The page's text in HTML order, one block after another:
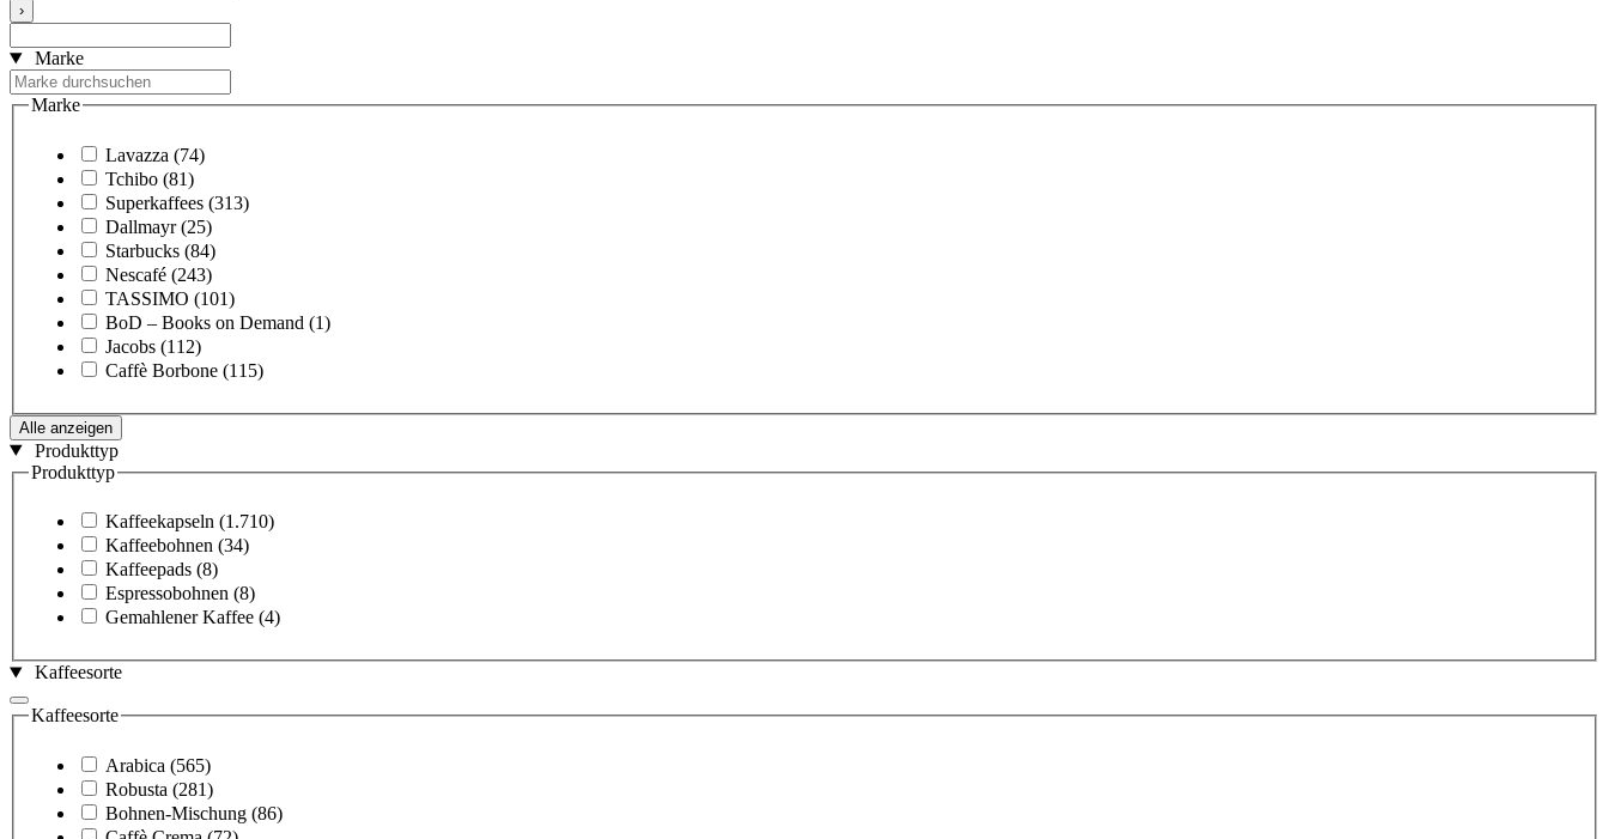
›
Marke
Marke
Lavazza (74)
Tchibo (81)
Superkaffees (313)
Dallmayr (25)
Starbucks (84)
Nescafé (243)
TASSIMO (101)
BoD – Books on Demand (1)
Jacobs (112)
Caffè Borbone (115)
Alle anzeigen
Produkttyp
Produkttyp
Kaffeekapseln (1.710)
Kaffeebohnen (34)
Kaffeepads (8)
Espressobohnen (8)
Gemahlener Kaffee (4)
Kaffeesorte
Kaffeesorte
Arabica (565)
Robusta (281)
Bohnen-Mischung (86)